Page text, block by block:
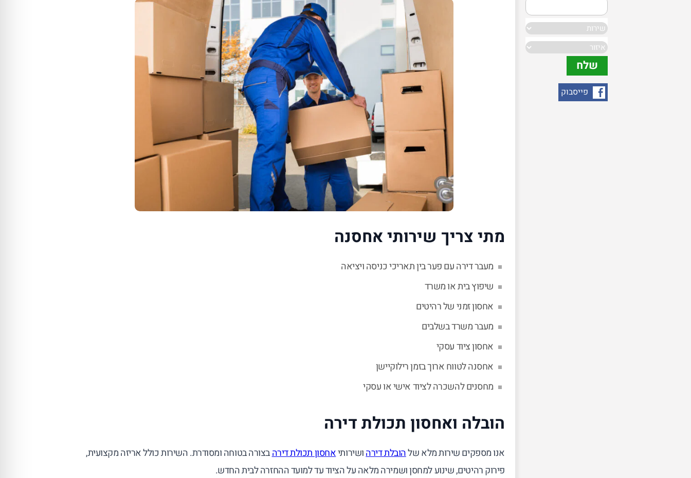
מתי צריך שירותי אחסנה
מעבר דירה עם פער בין תאריכי כניסה ויציאה
שיפוץ בית או משרד
אחסון זמני של רהיטים
מעבר משרד בשלבים
אחסון ציוד עסקי
אחסנה לטווח ארוך בזמן רילוקיישן
מחסנים להשכרה לציוד אישי או עסקי
הובלה ואחסון תכולת דירה
אנו מספקים שירות מלא שלהובלת דירהושירותיאחסון תכולת דירהבצורה בטוחה ומסודרת. השירות כולל אריזה מקצועית,
פירוק רהיטים, שינוע למחסן ושמירה מלאה על הציוד עד למועד ההחזרה לבית החדש.
פייסבוק